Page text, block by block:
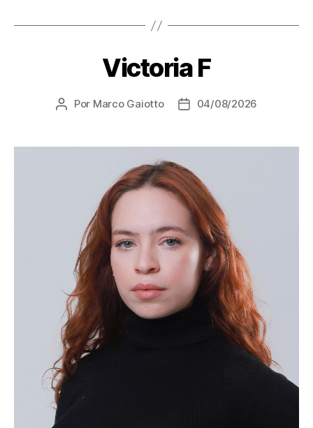
Victoria F
Por Marco Gaiotto 04/08/2026